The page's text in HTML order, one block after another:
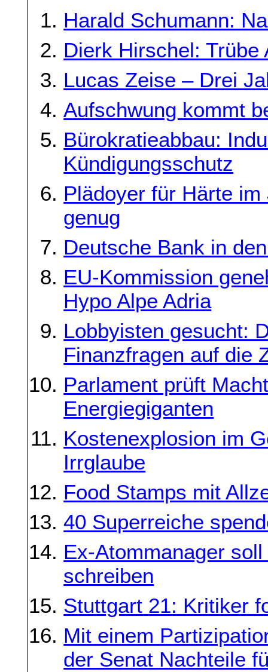
Harald Schumann:
Dierk Hirschel: Trübe
Lucas Zeise – Drei
Aufschwung kommt
Bürokratieabbau:
Kündigungsschutz
Plädoyer für Härte
genug
Deutsche Bank in
EU-Kommission
Hypo Alpe Adria
Lobbyisten gesucht:
Finanzfragen auf die
Parlament prüft
Energiegiganten
Kostenexplosion im
Irrglaube
Food Stamps mit
40 Superreiche
Ex-Atommanager
schreiben
Stuttgart 21: Kritiker
Mit einem
der Senat Nachteile